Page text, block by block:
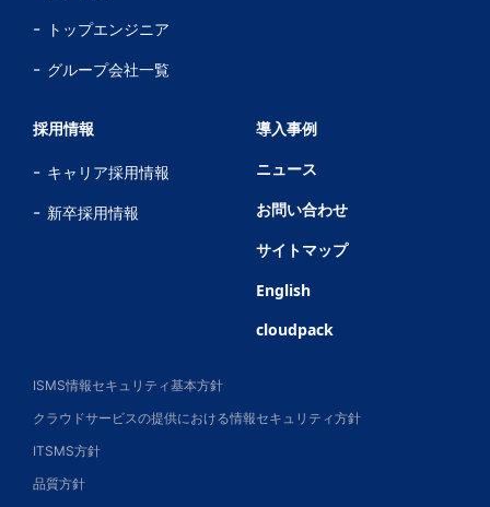
トップエンジニア
グループ会社一覧
採用情報
キャリア採用情報
新卒採用情報
導入事例
ニュース
お問い合わせ
サイトマップ
English
cloudpack
ISMS情報セキュリティ基本方針
クラウドサービスの提供における情報セキュリティ方針
ITSMS方針
品質方針